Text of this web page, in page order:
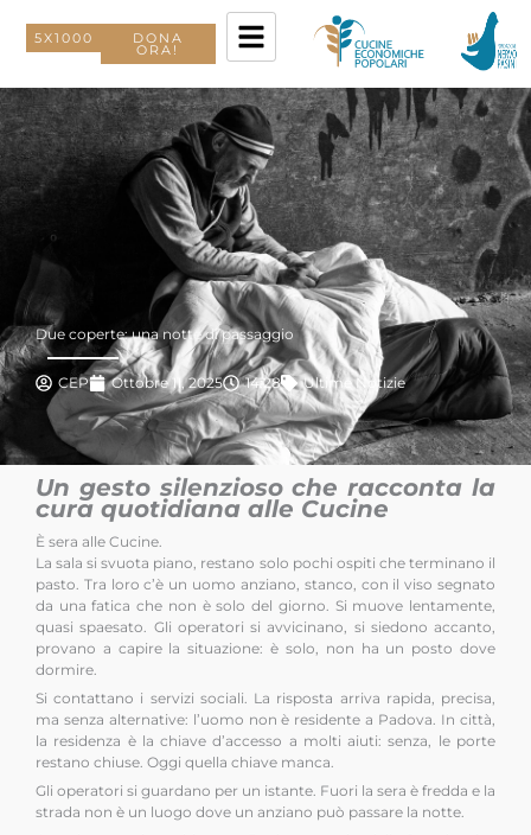
contenuto
5X1000 DONA
ORA!
Due coperte: una notte di passaggio
CEP Ottobre 11, 2025 14:28 Ultime Notizie
Un gesto silenzioso che racconta la
cura quotidiana alle Cucine
È sera alle Cucine.
La sala si svuota piano, restano solo pochi ospiti che terminano il
pasto. Tra loro c’è un uomo anziano, stanco, con il viso segnato
da una fatica che non è solo del giorno. Si muove lentamente,
quasi spaesato. Gli operatori si avvicinano, si siedono accanto,
provano a capire la situazione: è solo, non ha un posto dove
dormire.
Si contattano i servizi sociali. La risposta arriva rapida, precisa,
ma senza alternative: l’uomo non è residente a Padova. In città,
la residenza è la chiave d’accesso a molti aiuti: senza, le porte
restano chiuse. Oggi quella chiave manca.
Gli operatori si guardano per un istante. Fuori la sera è fredda e la
strada non è un luogo dove un anziano può passare la notte.